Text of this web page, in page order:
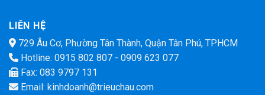
LIÊN HỆ
729 Âu Cơ, Phường Tân Thành, Quận Tân Phú, TPHCM
Hotline: 0915 802 807 - 0909 623 077
Fax: 083 9797 131
Email: kinhdoanh@trieuchau.com